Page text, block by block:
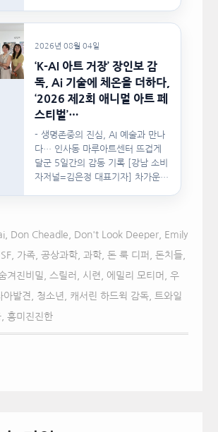
2026년 08월 04일
‘K-AI 아트 거장’ 장인보 감
독, Ai 기술에 체온을 더하다,
‘2026 제2회 애니멀 아트 페
스티벌’…
- 생명존중의 진심, AI 예술과 만나
다… 인사동 마루아트센터 뜨겁게
달군 5일간의 감동 기록 [강남 소비
자저널=김은정 대표기자] 차가운
, Don Cheadle Don't Look Deeper, Emily
SF, 가족, 공상과학, 과학, 돈 룩 디퍼 돈치들,
겨진비밀 스릴러 시련 에밀리 모티머 우
아발견 청소년 캐서린 하드윅 감독, 트와일
, 흥미진진한